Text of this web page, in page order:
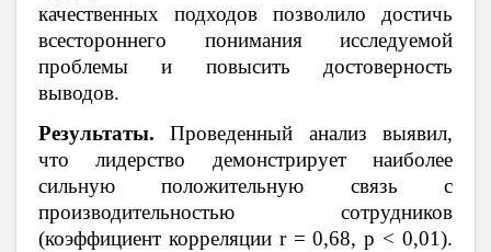
качественных подходов позволило достичь
всестороннего понимания исследуемой
проблемы и повысить достоверность
выводов.
Результаты.Проведенный анализ выявил,
что лидерство демонстрирует наиболее
сильную положительную связь с
производительностью сотрудников
(коэффициент корреляции r = 0,68, p < 0,01).